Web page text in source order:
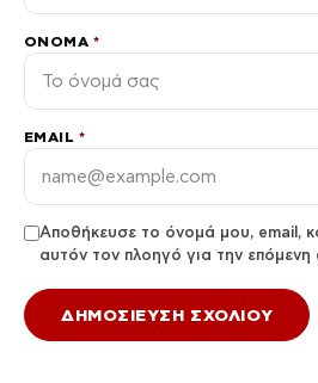
ΌΝΟΜΑ *
EMAIL *
Αποθήκευσε το όνομά μου, email,
αυτόν τον πλοηγό για την